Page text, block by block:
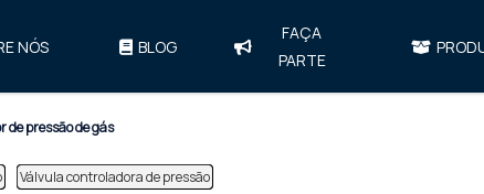
NÓS BLOG
FAÇA
PARTE
de pressão de gás
Válvula controladora de pressão